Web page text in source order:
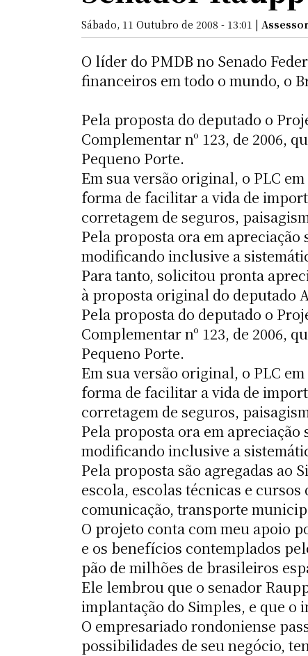
Sábado, 11 Outubro de 2008 - 13:01 |
O líder do PMDB no Senado
financeiros em todo o mundo, o
Pela proposta do deputado o
Complementar nº 123, de 2006,
Pequeno Porte.
Em sua versão original, o PLC
forma de facilitar a vida de
corretagem de seguros,
Pela proposta ora em
modificando inclusive a
Para tanto, solicitou pronta
à proposta original do deputado
Pela proposta do deputado o
Complementar nº 123, de 2006,
Pequeno Porte.
Em sua versão original, o PLC
forma de facilitar a vida de
corretagem de seguros,
Pela proposta ora em
modificando inclusive a
Pela proposta são agregadas ao
escola, escolas técnicas e
comunicação, transporte
O projeto conta com meu apoio
e os benefícios contemplados
pão de milhões de brasileiros
Ele lembrou que o senador
implantação do Simples, e que o
O empresariado rondoniense
possibilidades de seu negócio,